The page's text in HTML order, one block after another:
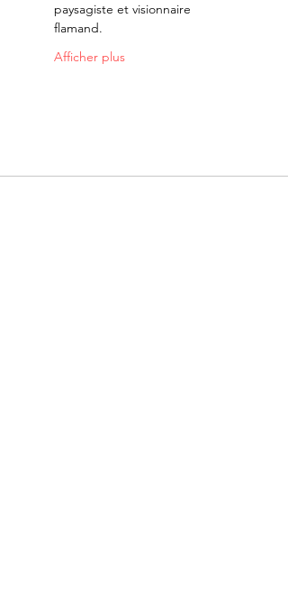
paysagiste et visionnaire
flamand.
Afficher plus